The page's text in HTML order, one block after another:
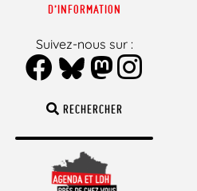
RECHERCHER
D’INFORMATION
Suivez-nous sur :